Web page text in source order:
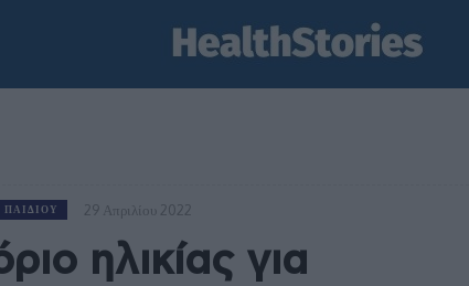
ΠΑΙΔΙΟΎ 29 Απριλίου 2022
ηλικίας για